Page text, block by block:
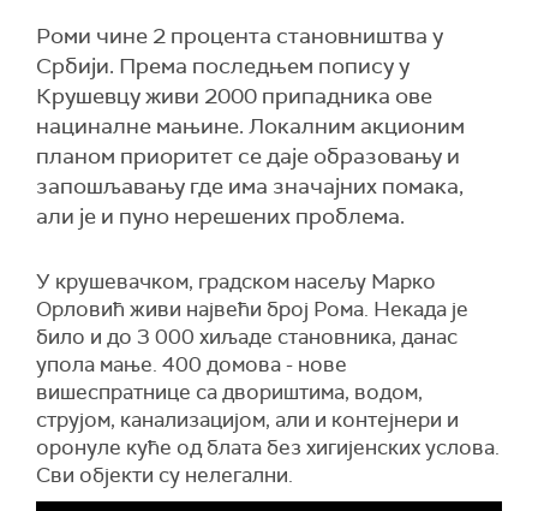
Роми чине 2 процента становништва у
Србији. Према последњем попису у
Крушевцу живи 2000 припадника ове
нациналне мањине. Локалним акционим
планом приоритет се даје образовању и
запошљавању где има значајних помака,
али је и пуно нерешених проблема.
У крушевачком, градском насељу Марко
Орловић живи највећи број Рома. Некада је
било и до 3 000 хиљаде становника, данас
упола мање. 400 домова - нове
вишеспратнице са двориштима, водом,
струјом, канализацијом, али и контејнери и
оронуле куће од блата без хигијенских услова.
Сви објекти су нелегални.